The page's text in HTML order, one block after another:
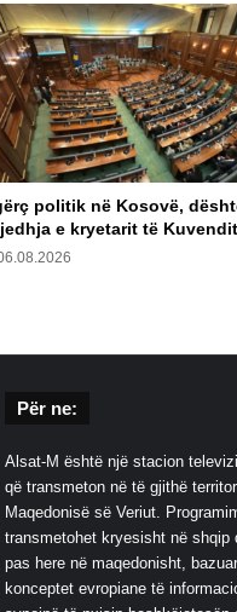
politik në Kosovë,
e kryetarit të Kuvendit
Për ne:
Alsat-M është një stacion
që transmeton në të gjithë
Maqedonisë së Veriut.
transmetohet kryesisht në shqip
pas here në maqedonisht,
konceptet evropiane të